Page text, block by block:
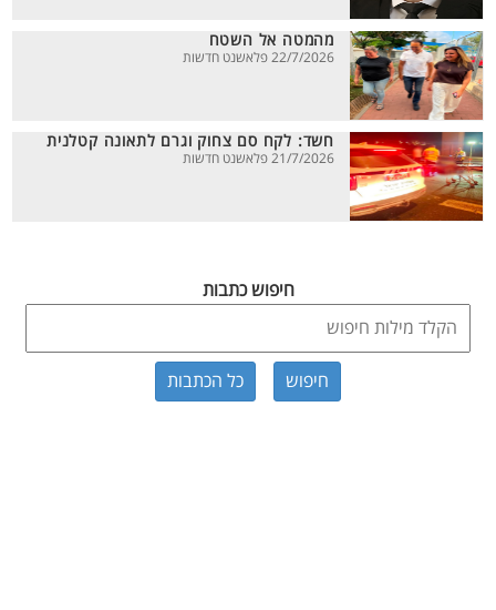
מהמטה אל השטח
22/7/2026 פלאשנט חדשות
חשד: לקח סם צחוק וגרם לתאונה קטלנית
21/7/2026 פלאשנט חדשות
חיפוש כתבות
כל הכתבות